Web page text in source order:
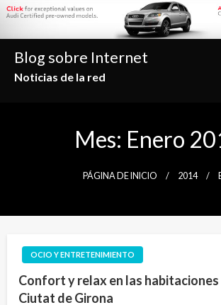
Saltar
contenido
Blog sobre Internet
Noticias de la red
Mes: Enero
PÁGINA DE INICIO 2014
OCIO Y ENTRETENIMIENTO
Confort y relax en las
Ciutat de Girona